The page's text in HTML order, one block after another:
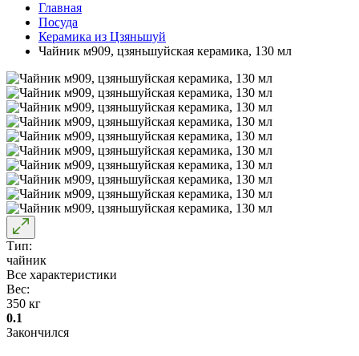
Главная
Посуда
Керамика из Цзяньшуй
Чайник м909, цзяньшуйская керамика, 130 мл
Тип:
чайник
Все характеристики
Вес:
350 кг
0.1
Закончился